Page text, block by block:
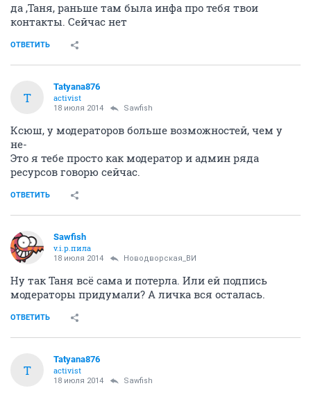
да ,Таня, раньше там была инфа про тебя твои
контакты. Сейчас нет
ОТВЕТИТЬ
T
Tatyana876
activist
18 июля 2014 Sawfish
Ксюш, у модераторов больше возможностей, чем у
не-
Это я тебе просто как модератор и админ ряда
ресурсов говорю сейчас.
ОТВЕТИТЬ
Sawfish
v.i.p.пила
18 июля 2014 Новодворcкая_ВИ
Ну так Таня всё сама и потерла. Или ей подпись
модераторы придумали? А личка вся осталась.
ОТВЕТИТЬ
T
Tatyana876
activist
18 июля 2014 Sawfish